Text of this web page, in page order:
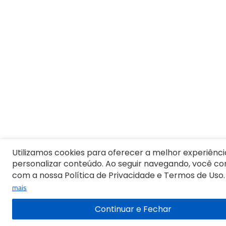
Utilizamos cookies para oferecer a melhor
personalizar conteúdo. Ao seguir navegando, você
com a nossa Política de Privacidade e Termos de Uso.
mais